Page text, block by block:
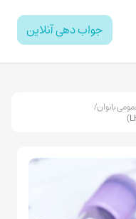
جواب دهی آنلاین
بانوان/